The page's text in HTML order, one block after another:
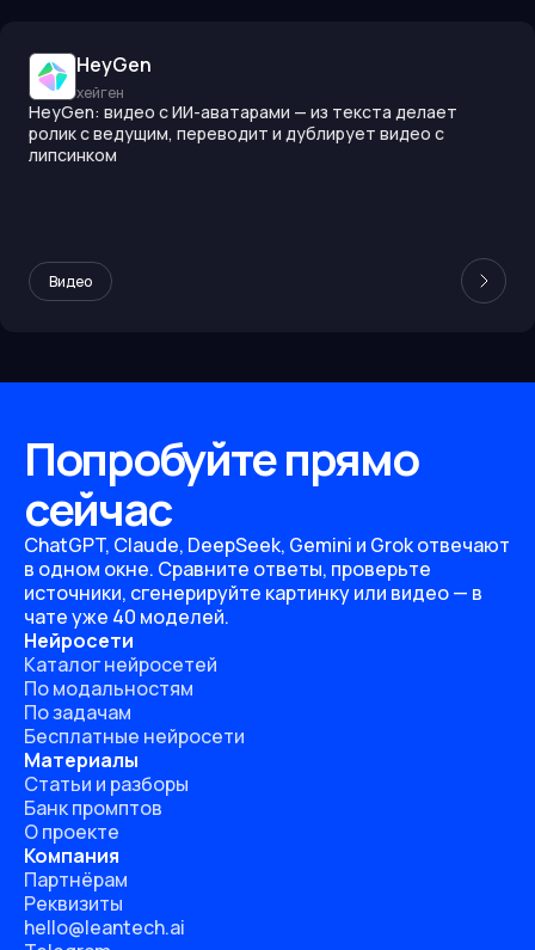
HeyGen
хейген
HeyGen: видео с ИИ-аватарами — из текста делает
ролик с ведущим, переводит и дублирует видео с
липсинком
Видео
Попробуйте прямо
сейчас
ChatGPT, Claude, DeepSeek, Gemini и Grok отвечают
в одном окне. Сравните ответы, проверьте
источники, сгенерируйте картинку или видео — в
чате уже 40 моделей.
Нейросети
Каталог нейросетей
По модальностям
По задачам
Бесплатные нейросети
Материалы
Статьи и разборы
Банк промптов
О проекте
Компания
Партнёрам
Реквизиты
hello@leantech.ai